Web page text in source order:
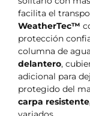
facilita el
WeatherTec™
protección
columna de
delantero,
adicional para
protegido del
carpa